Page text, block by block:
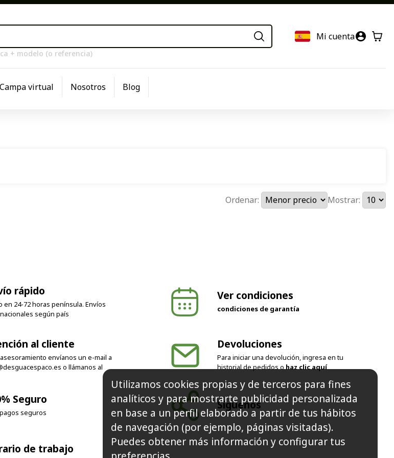
+ modelo (o referencia)
Mi cuenta
Campa virtual Nosotros Blog
Ordenar: Mostrar:
rápido
en 24-72 horas península. Envíos
según país
Ver condiciones
condiciones de garantía
al cliente
envíanos un e-mail a
o llámanos al
Devoluciones
Para iniciar una devolución, ingresa en tu
historial de pedidos ohaz clic aquí
Seguro
seguros
Síguenos
de trabajo
Utilizamos cookies propias y de terceros para fines
analíticos y para mostrarte publicidad personalizada
en base a un perfil elaborado a partir de tus hábitos
de navegación (por ejemplo, páginas visitadas).
Puedes obtener más información y configurar tus